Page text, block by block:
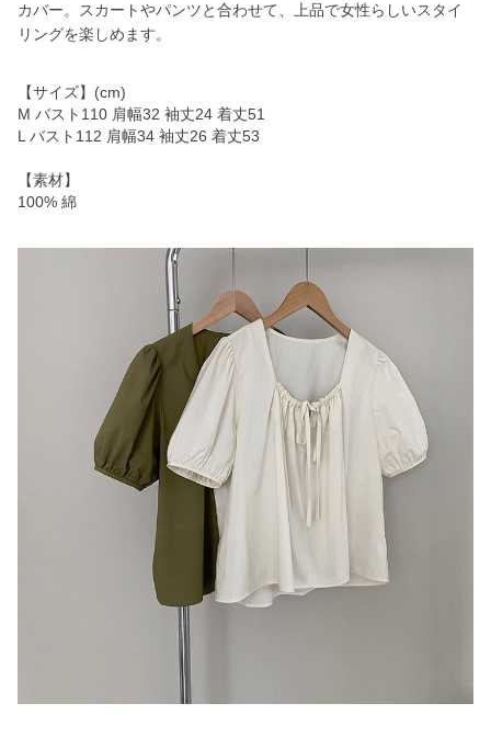
カバー。スカートやパンツと合わせて、上品で女性らしいスタイ
リングを楽しめます。
【サイズ】(cm)
M バスト110 肩幅32 袖丈24 着丈51
L バスト112 肩幅34 袖丈26 着丈53
【素材】
100% 綿